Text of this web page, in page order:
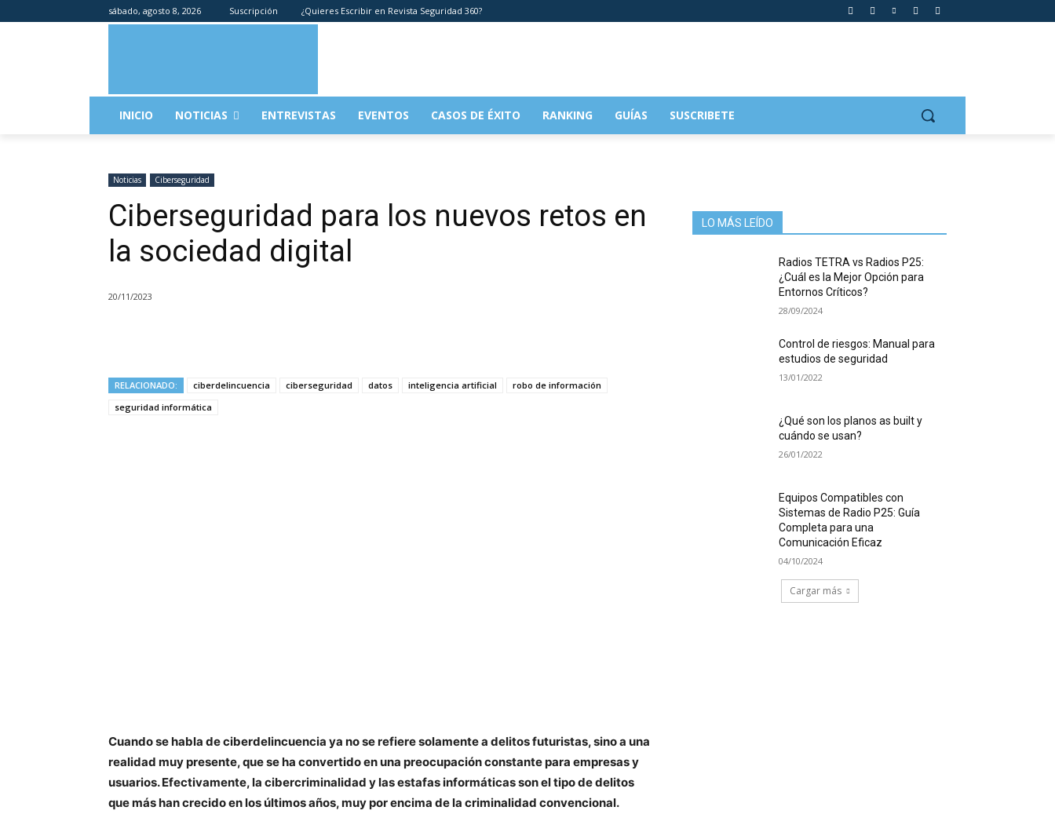
sábado, agosto 8, 2026 Suscripción ¿Quieres Escribir en Revista Seguridad 360?
INICIO NOTICIAS ENTREVISTAS EVENTOS CASOS DE ÉXITO RANKING GUÍAS SUSCRIBETE
Noticias Ciberseguridad
Ciberseguridad para los nuevos retos en
la sociedad digital
20/11/2023
RELACIONADO: ciberdelincuencia ciberseguridad datos inteligencia artificial
robo de información
seguridad informática
Cuando se habla de ciberdelincuencia ya no se refiere solamente a delitos futuristas, sino a una
realidad muy presente, que se ha convertido en una preocupación constante para empresas y
usuarios. Efectivamente, la cibercriminalidad y las estafas informáticas son el tipo de delitos
que más han crecido en los últimos años, muy por encima de la criminalidad convencional.
LO MÁS LEÍDO
Radios TETRA vs Radios P25:
¿Cuál es la Mejor Opción para
Entornos Críticos?
28/09/2024
Control de riesgos: Manual para
estudios de seguridad
13/01/2022
¿Qué son los planos as built y
cuándo se usan?
26/01/2022
Equipos Compatibles con
Sistemas de Radio P25: Guía
Completa para una
Comunicación Eficaz
04/10/2024
Cargar más